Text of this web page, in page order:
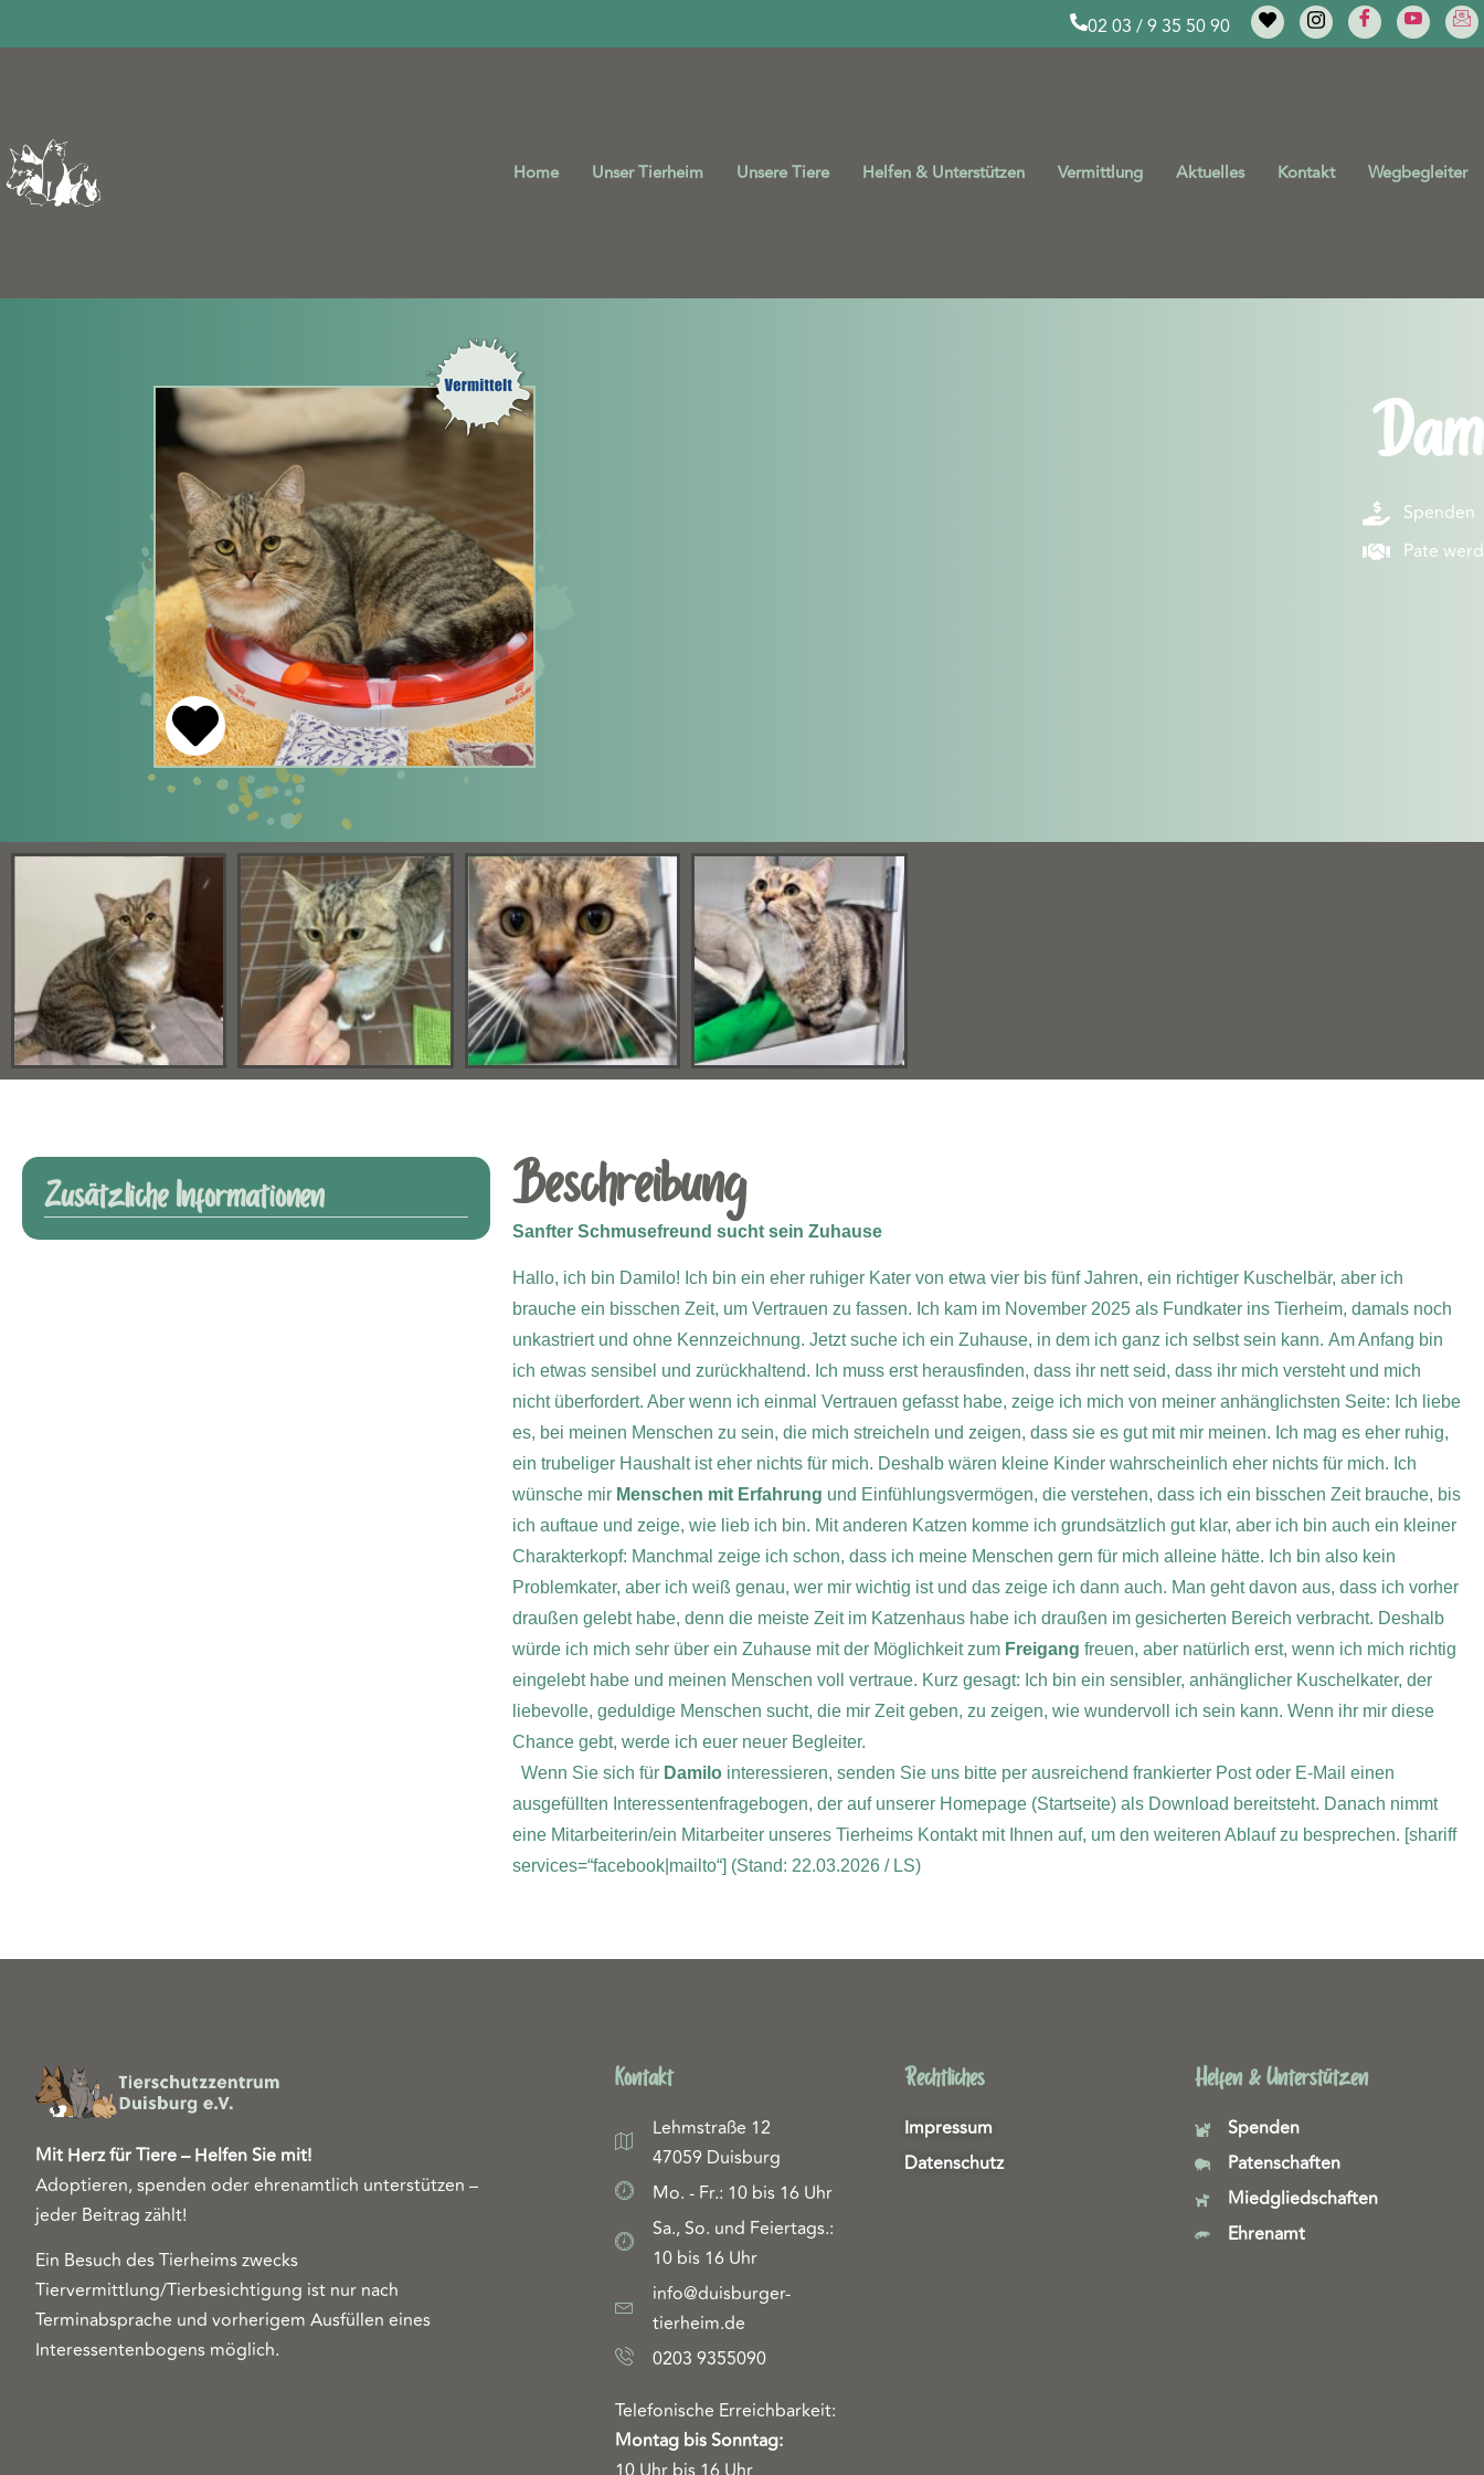
02 03 / 9 35 50 90
Home Unser Tierheim Unsere Tiere Helfen & Unterstützen Vermittlung Aktuelles Kontakt Wegbegleiter
Spenden
Pate
Zusätzliche Informationen Beschreibung
Sanfter Schmusefreund sucht sein Zuhause
Hallo, ich bin Damilo! Ich bin ein eher ruhiger Kater von etwa vier bis fünf Jahren, ein richtiger Kuschelbär, aber ich
brauche ein bisschen Zeit, um Vertrauen zu fassen. Ich kam im November 2025 als Fundkater ins Tierheim, damals noch
unkastriert und ohne Kennzeichnung. Jetzt suche ich ein Zuhause, in dem ich ganz ich selbst sein kann. Am Anfang bin
ich etwas sensibel und zurückhaltend. Ich muss erst herausfinden, dass ihr nett seid, dass ihr mich versteht und mich
nicht überfordert. Aber wenn ich einmal Vertrauen gefasst habe, zeige ich mich von meiner anhänglichsten Seite: Ich liebe
es, bei meinen Menschen zu sein, die mich streicheln und zeigen, dass sie es gut mit mir meinen. Ich mag es eher ruhig,
ein trubeliger Haushalt ist eher nichts für mich. Deshalb wären kleine Kinder wahrscheinlich eher nichts für mich. Ich
wünsche mir Menschen mit Erfahrung und Einfühlungsvermögen, die verstehen, dass ich ein bisschen Zeit brauche, bis
ich auftaue und zeige, wie lieb ich bin. Mit anderen Katzen komme ich grundsätzlich gut klar, aber ich bin auch ein kleiner
Charakterkopf: Manchmal zeige ich schon, dass ich meine Menschen gern für mich alleine hätte. Ich bin also kein
Problemkater, aber ich weiß genau, wer mir wichtig ist und das zeige ich dann auch. Man geht davon aus, dass ich vorher
draußen gelebt habe, denn die meiste Zeit im Katzenhaus habe ich draußen im gesicherten Bereich verbracht. Deshalb
würde ich mich sehr über ein Zuhause mit der Möglichkeit zum Freigang freuen, aber natürlich erst, wenn ich mich richtig
eingelebt habe und meinen Menschen voll vertraue. Kurz gesagt: Ich bin ein sensibler, anhänglicher Kuschelkater, der
liebevolle, geduldige Menschen sucht, die mir Zeit geben, zu zeigen, wie wundervoll ich sein kann. Wenn ihr mir diese
Chance gebt, werde ich euer neuer Begleiter.
Wenn Sie sich fürDamilo interessieren, senden Sie uns bitte per ausreichend frankierter Post oder E-Mail einen
ausgefüllten Interessentenfragebogen, der auf unserer Homepage (Startseite) als Download bereitsteht. Danach nimmt
eine Mitarbeiterin/ein Mitarbeiter unseres Tierheims Kontakt mit Ihnen auf, um den weiteren Ablauf zu besprechen. [shariff
services=“facebook|mailto“] (Stand: 22.03.2026 / LS)
Mit Herz für Tiere – Helfen Sie mit!
Adoptieren, spenden oder ehrenamtlich unterstützen –
jeder Beitrag zählt!
Ein Besuch des Tierheims zwecks
Tiervermittlung/Tierbesichtigung ist nur nach
Terminabsprache und vorherigem Ausfüllen eines
Interessentenbogens möglich.
Kontakt
Lehmstraße 12
47059 Duisburg
Mo. - Fr.: 10 bis 16 Uhr
Sa., So. und Feiertags.:
10 bis 16 Uhr
info@duisburger-
tierheim.de
0203 9355090
Telefonische Erreichbarkeit:
Montag bis Sonntag:
Rechtliches
Impressum
Datenschutz
Helfen & Unterstützen
Spenden
Patenschaften
Miedgliedschaften
Ehrenamt